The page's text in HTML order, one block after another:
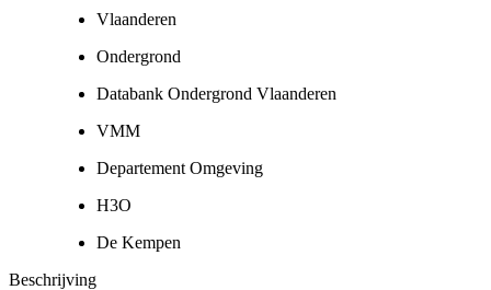
Vlaanderen
Ondergrond
Databank Ondergrond Vlaanderen
VMM
Departement Omgeving
H3O
De Kempen
Beschrijving